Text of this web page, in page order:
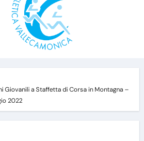
Giovanili a Staffetta di Corsa in Montagna –
2022